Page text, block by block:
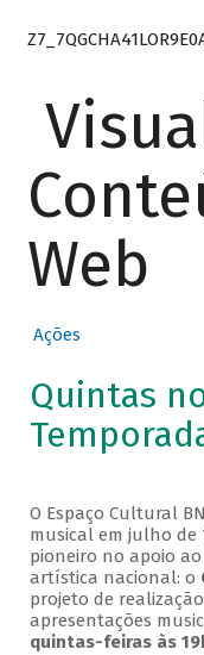
Web
Ações
Quintas
O Espaço Cultural
musical em julho de
pioneiro no apoio
artística nacional: o
projeto de
apresentações
quintas-feiras às